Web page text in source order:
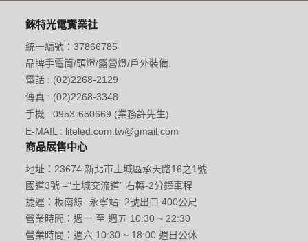
錸特光電實業社
統一編號：37866785
品牌手電筒/頭燈/露營燈/戶外裝備.
電話 : (02)2268-2129
傳真 : (02)2268-3348
手機 : 0953-650669 (業務許先生)
E-MAIL : liteled.com.tw@gmail.com
商品展售中心
地址：23674 新北市土城區承天路16之1號
國道3號 –“土城交流道” 右轉-2分鐘車程
捷運：板南線- 永寧站- 2號出口 400公尺
營業時間：週一 至 週五 10:30 ~ 22:30
營業時間：週六 10:30 ~ 18:00 週日公休